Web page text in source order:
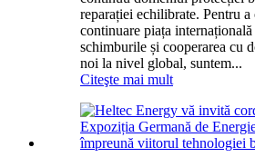
reparației echilibrate. Pentru a
continuare piața
schimburile și cooperarea cu
noi la nivel global, suntem...
Citeşte mai mult